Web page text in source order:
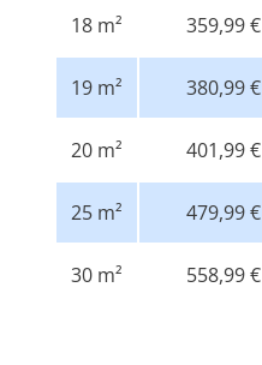
18 m² 359,99 €
19 m² 380,99 €
20 m² 401,99 €
25 m² 479,99 €
30 m² 558,99 €